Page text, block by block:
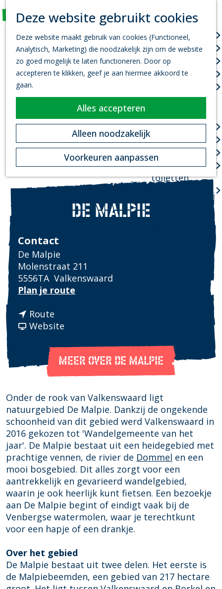
Deze website gebruikt cookies
Deze website maakt gebruik van cookies (Functioneel,
Analytisch, Marketing) die noodzakelijk zijn om de website
zo goed mogelijk te laten functioneren. Door op
accepteren te klikken, geef je aan hiermee akkoord te
gaan.
Alles accepteren
Alleen noodzakelijk
Voorkeuren aanpassen
K
a
a
r
t
Z
o
e
k
e
n
M
e
n
u
Actief
Wandelen
Fietsen
Leef je uit
Kanovaren
Plan je bezoek
Infopoint
Bereikbaarheid
Overnachten
Openbare
toiletten
DE MALPIE
Contact
De Malpie
Molenstraat 211
5556TA Valkenswaard
Plan je route
e
M
a
p
i
e
Route
a
r
D
e
a
l
p
i
e
Website
n
D
e
a
p
e
MEER OVER DE MALPIE
Onder de rook van Valkenswaard ligt
natuurgebied De Malpie. Dankzij de ongekende
schoonheid van dit gebied werd Valkenswaard in
2016 gekozen tot 'Wandelgemeente van het
jaar'. De Malpie bestaat uit een heidegebied met
prachtige vennen, de rivier de Dommel en een
mooi bosgebied. Dit alles zorgt voor een
aantrekkelijk en gevarieerd wandelgebied,
waarin je ook heerlijk kunt fietsen. Een bezoekje
aan De Malpie begint of eindigt vaak bij de
Venbergse watermolen, waar je terechtkunt
voor een hapje of een drankje.
Over het gebied
De Malpie bestaat uit twee delen. Het eerste is
de Malpiebeemden, een gebied van 217 hectare